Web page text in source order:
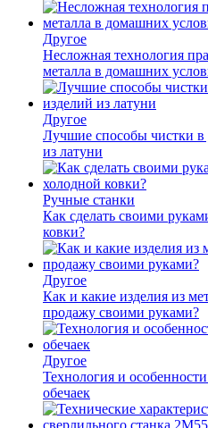
Другое
Несложная технология
металла в домашних
Другое
Лучшие способы чистки
из латуни
Ручные станки
Как сделать своими
ковки?
Другое
Как и какие изделия из
продажу своими руками?
Другое
Технология и
обечаек